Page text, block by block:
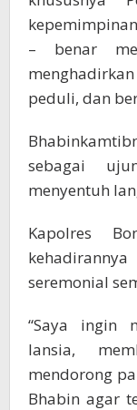
– benar
peduli, dan
sebagai
menyentuh
Kapolres
seremonial
“Saya ingin
lansia,
mendorong
Bhabin agar